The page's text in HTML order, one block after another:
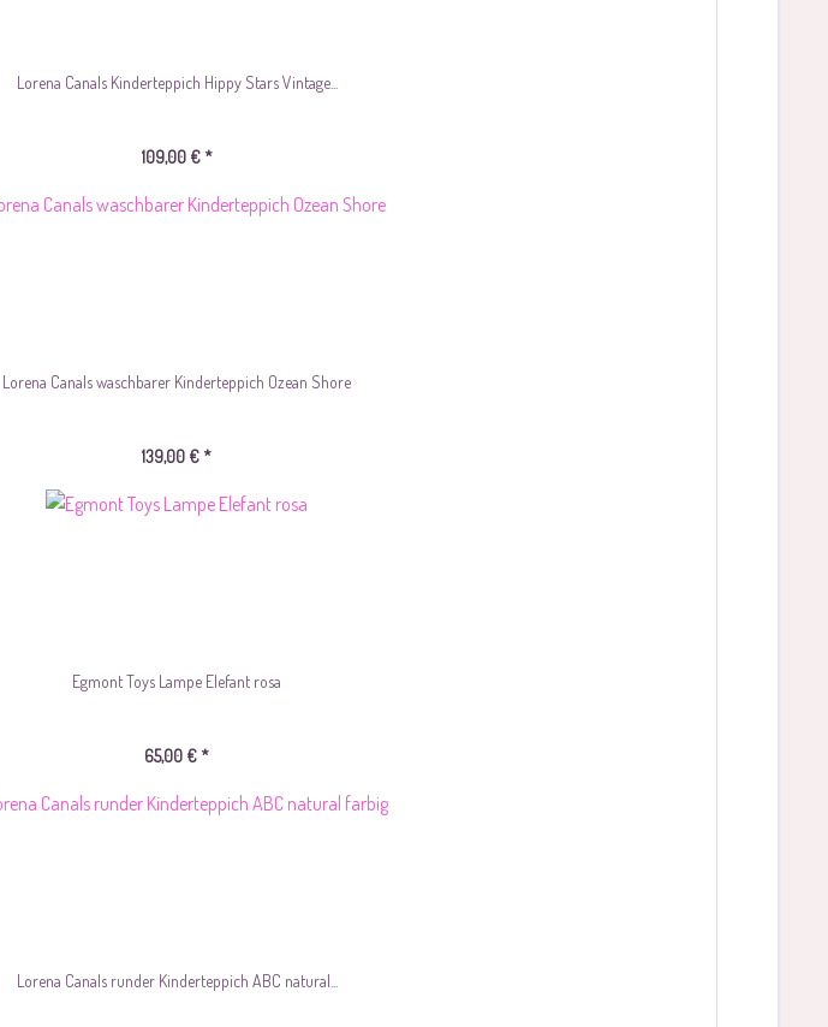
Lorena Canals Kinderteppich Hippy Stars Vintage...
109,00 € *
Lorena Canals waschbarer Kinderteppich Ozean Shore
139,00 € *
Egmont Toys Lampe Elefant rosa
65,00 € *
Lorena Canals runder Kinderteppich ABC natural...